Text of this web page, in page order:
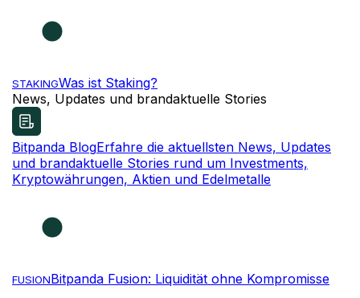
STAKINGWas ist Staking?
News, Updates und brandaktuelle Stories
Bitpanda BlogErfahre die aktuellsten News, Updates
und brandaktuelle Stories rund um Investments,
Kryptowährungen, Aktien und Edelmetalle
FUSIONBitpanda Fusion: Liquidität ohne Kompromisse